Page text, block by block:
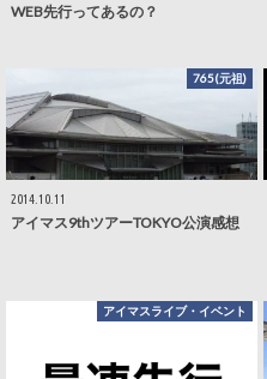
WEB先行ってあるの？
765(元祖)
2014.10.11
アイマス9thツアーTOKYO公演感想
アイマスライブ・イベント